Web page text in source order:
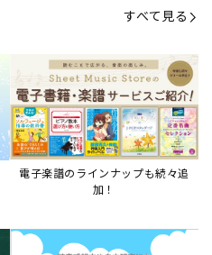
すべて見る
電子楽譜のラインナップも続々追
加！